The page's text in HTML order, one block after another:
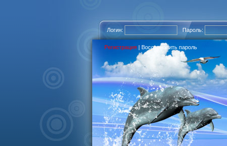
Логин: Пароль:
Регистрация | Восстановить пароль